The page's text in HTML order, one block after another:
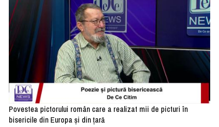
Povestea pictorului român care a realizat mii de picturi în
bisericile din Europa și din țară